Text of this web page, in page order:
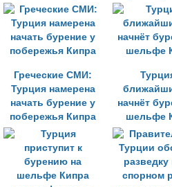
«оторванным от
реальности»
свой
Греческие СМИ:
Турция намерена
начать бурение у
побережья Кипра
начнёт
шельфе